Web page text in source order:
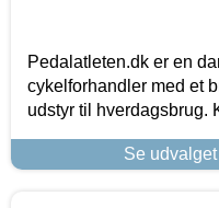
Pedalatleten.dk er en
cykelforhandler med et
udstyr til hverdagsbrug.
Se